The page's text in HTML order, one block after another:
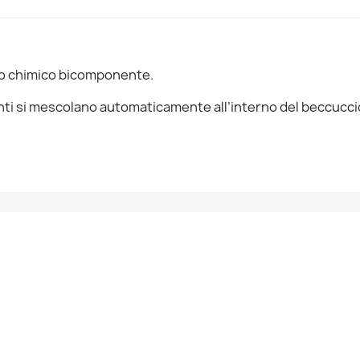
chimico bicomponente.
si mescolano automaticamente all’interno del